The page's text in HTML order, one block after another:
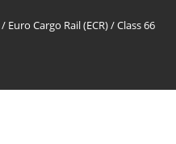
/ Euro Cargo Rail (ECR)/Class 66